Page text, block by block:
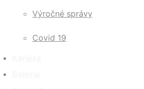
Výročné správy
Covid 19